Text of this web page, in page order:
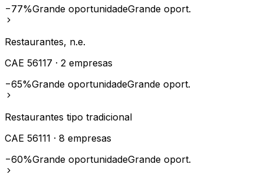
−77%Grande oportunidadeGrande oport.
Restaurantes, n.e.
CAE 56117 · 2 empresas
−65%Grande oportunidadeGrande oport.
Restaurantes tipo tradicional
CAE 56111 · 8 empresas
−60%Grande oportunidadeGrande oport.